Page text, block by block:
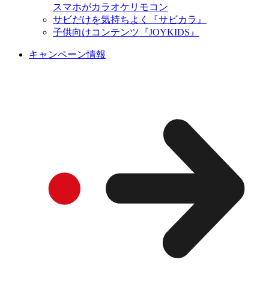
スマホがカラオケリモコン
サビだけを気持ちよく『サビカラ』
子供向けコンテンツ『JOYKIDS』
キャンペーン情報